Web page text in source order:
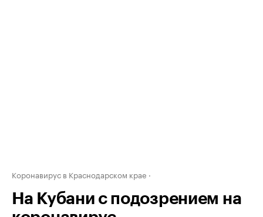
Коронавирус в Краснодарском крае
На Кубани с подозрением на